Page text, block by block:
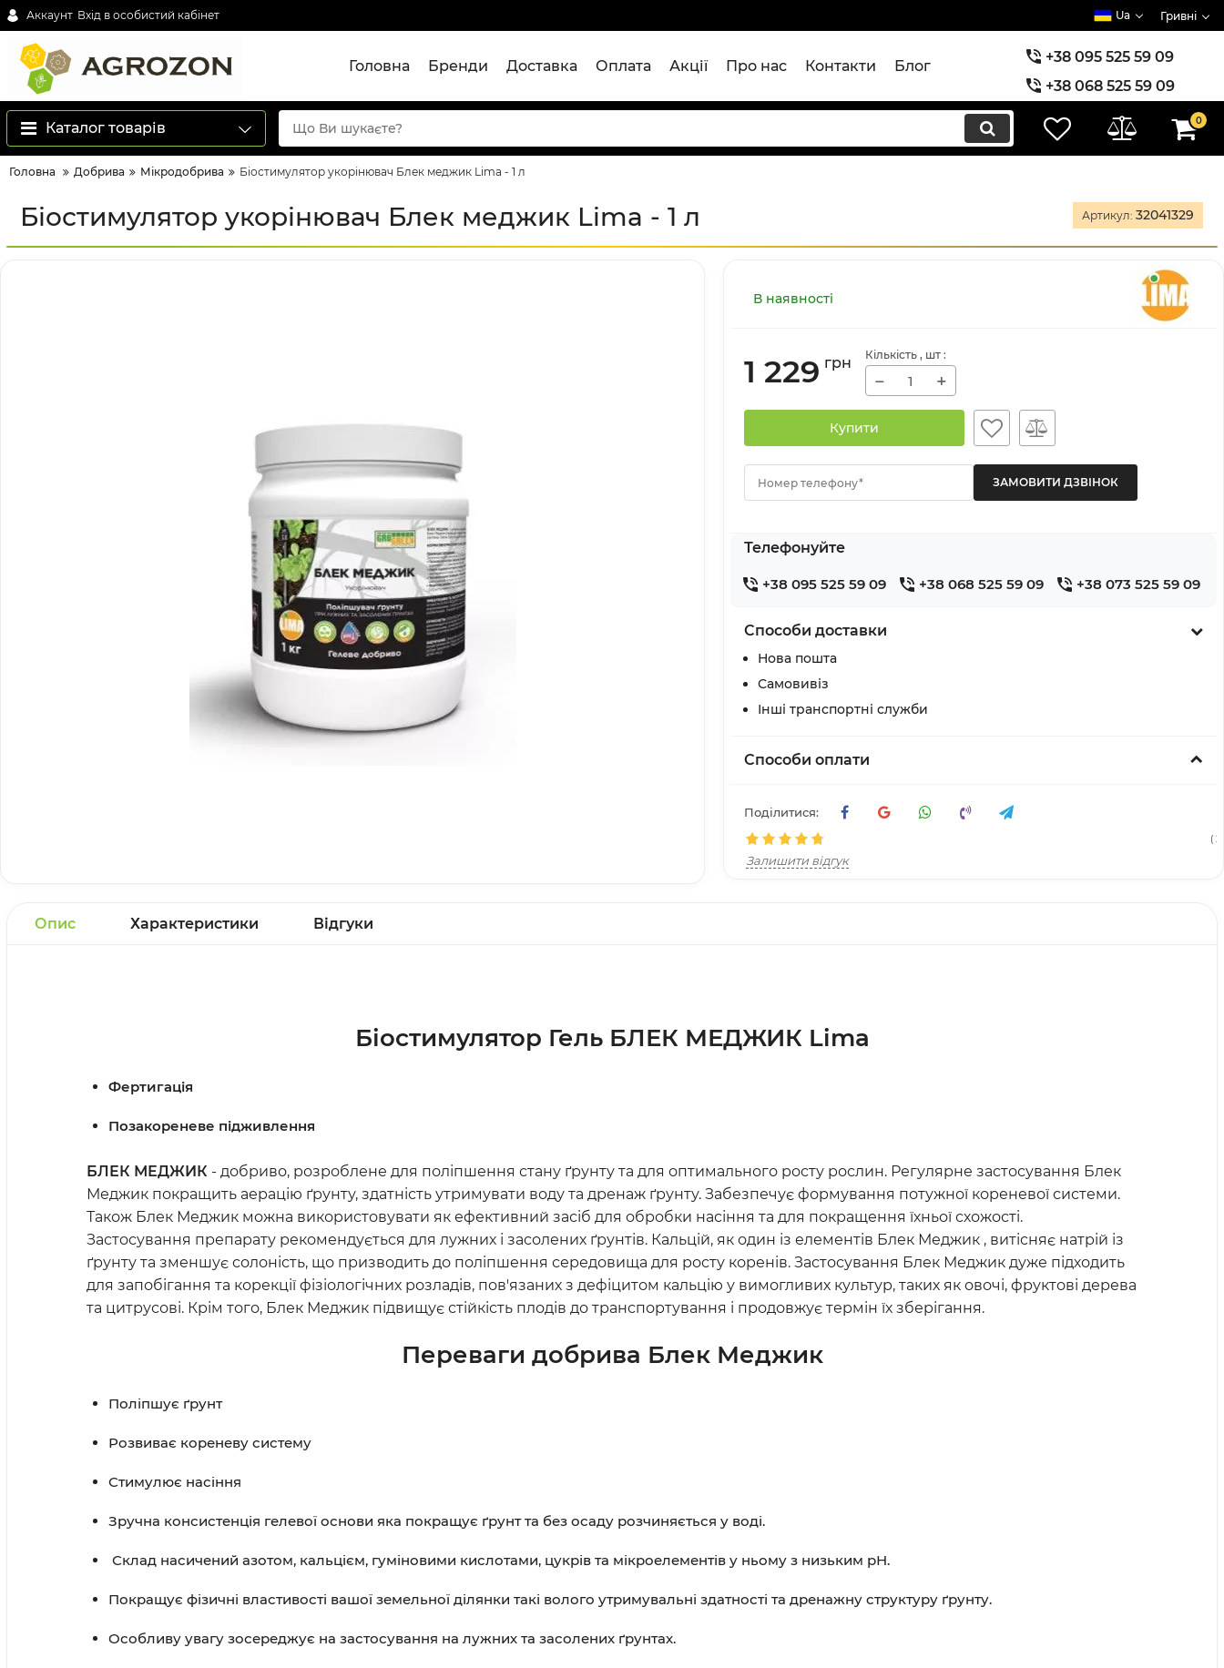
Аккаунт Вхід в особистий кабінет Ua Гривні
Головна Бренди Доставка Оплата Акції Про нас Контакти Блог
+38 095 525 59 09
+38 068 525 59 09
+38 073 525 59 09
Каталог товарів 0
Головна Добрива Мікродобрива Біостимулятор укорінювач Блек меджик Lima - 1 л
Біостимулятор укорінювач Блек меджик Lima - 1 л Артикул: 32041329
В наявності
1 229 грн Кількість , шт :
− +
Купити
Номер телефону*
Телефонуйте
+38 095 525 59 09 +38 068 525 59 09 +38 073 525 59 09
Способи доставки
Нова пошта
Самовивіз
Інші транспортні служби
Способи оплати
Поділитися:
(
Залишити відгук
Опис Характеристики Відгуки
Біостимулятор Гель БЛЕК МЕДЖИК Lima
Фертигація
Позакореневе підживлення
БЛЕК МЕДЖИК - добриво, розроблене для поліпшення стану ґрунту та для оптимального росту рослин. Регулярне застосування Блек
Меджик покращить аерацію ґрунту, здатність утримувати воду та дренаж ґрунту. Забезпечує формування потужної кореневої системи.
Також Блек Меджик можна використовувати як ефективний засіб для обробки насіння та для покращення їхньої схожості.
Застосування препарату рекомендується для лужних і засолених ґрунтів. Кальцій, як один із елементів Блек Меджик , витісняє натрій із
ґрунту та зменшує солоність, що призводить до поліпшення середовища для росту коренів. Застосування Блек Меджик дуже підходить
для запобігання та корекції фізіологічних розладів, пов'язаних з дефіцитом кальцію у вимогливих культур, таких як овочі, фруктові дерева
та цитрусові. Крім того, Блек Меджик підвищує стійкість плодів до транспортування і продовжує термін їх зберігання.
Переваги добрива Блек Меджик
Поліпшує ґрунт
Розвиває кореневу систему
Стимулює насіння
Зручна консистенція гелевої основи яка покращує ґрунт та без осаду розчиняється у воді.
Склад насичений азотом, кальцієм, гуміновими кислотами, цукрів та мікроелементів у ньому з низьким рН.
Покращує фізичні властивості вашої земельної ділянки такі волого утримувальні здатності та дренажну структуру ґрунту.
Особливу увагу зосереджує на застосування на лужних та засолених ґрунтах.